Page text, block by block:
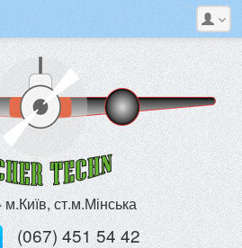
м.Київ, ст.м.Мінська
(067) 451 54 42